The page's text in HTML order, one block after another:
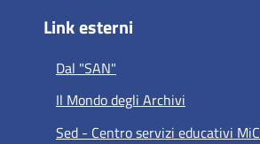
Link esterni
Dal "SAN"
Il Mondo degli Archivi
Sed - Centro servizi educativi MiC